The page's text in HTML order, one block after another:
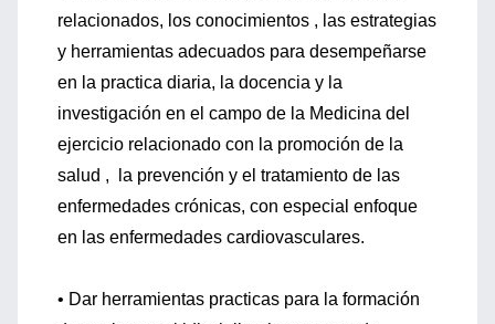
relacionados, los conocimientos , las estrategias
y herramientas adecuados para desempeñarse
en la practica diaria, la docencia y la
investigación en el campo de la Medicina del
ejercicio relacionado con la promoción de la
salud , la prevención y el tratamiento de las
enfermedades crónicas, con especial enfoque
en las enfermedades cardiovasculares.
• Dar herramientas practicas para la formación